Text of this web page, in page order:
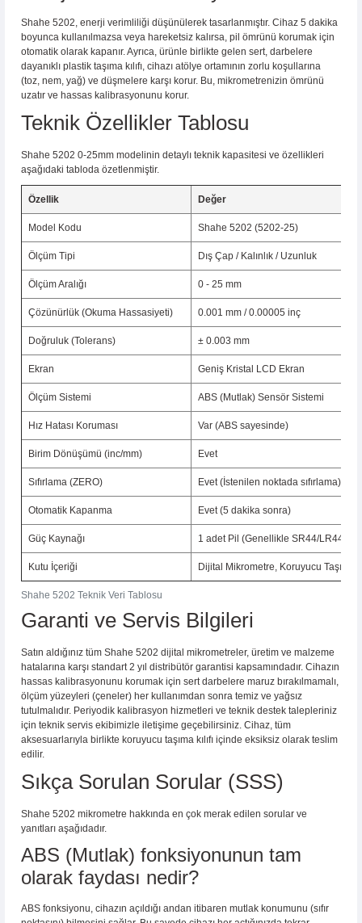
Shahe 5202, enerji verimliliği düşünülerek tasarlanmıştır. Cihaz 5 dakika
boyunca kullanılmazsa veya hareketsiz kalırsa, pil ömrünü korumak için
otomatik olarak kapanır. Ayrıca, ürünle birlikte gelen sert, darbelere
dayanıklı plastik taşıma kılıfı, cihazı atölye ortamının zorlu koşullarına
(toz, nem, yağ) ve düşmelere karşı korur. Bu, mikrometrenizin ömrünü
uzatır ve hassas kalibrasyonunu korur.
Teknik Özellikler Tablosu
Shahe 5202 0-25mm modelinin detaylı teknik kapasitesi ve özellikleri
aşağıdaki tabloda özetlenmiştir.
Shahe 5202 Teknik Veri Tablosu
Özellik Değer
Model Kodu Shahe 5202 (5202-25)
Ölçüm Tipi Dış Çap / Kalınlık / Uzunluk
Ölçüm Aralığı 0 - 25 mm
Çözünürlük (Okuma Hassasiyeti) 0.001 mm / 0.00005 inç
Doğruluk (Tolerans) ± 0.003 mm
Ekran Geniş Kristal LCD Ekran
Ölçüm Sistemi ABS (Mutlak) Sensör Sistemi
Hız Hatası Koruması Var (ABS sayesinde)
Birim Dönüşümü (inc/mm) Evet
Sıfırlama (ZERO) Evet (İstenilen noktada sıfırlama)
Otomatik Kapanma Evet (5 dakika sonra)
Güç Kaynağı 1 adet Pil (Genellikle SR44/LR44)
Kutu İçeriği Dijital Mikrometre, Koruyucu Taşıma
Garanti ve Servis Bilgileri
Satın aldığınız tüm Shahe 5202 dijital mikrometreler, üretim ve malzeme
hatalarına karşı standart 2 yıl distribütör garantisi kapsamındadır. Cihazın
hassas kalibrasyonunu korumak için sert darbelere maruz bırakılmamalı,
ölçüm yüzeyleri (çeneler) her kullanımdan sonra temiz ve yağsız
tutulmalıdır. Periyodik kalibrasyon hizmetleri ve teknik destek talepleriniz
için teknik servis ekibimizle iletişime geçebilirsiniz. Cihaz, tüm
aksesuarlarıyla birlikte koruyucu taşıma kılıfı içinde eksiksiz olarak teslim
edilir.
Sıkça Sorulan Sorular (SSS)
Shahe 5202 mikrometre hakkında en çok merak edilen sorular ve
yanıtları aşağıdadır.
ABS (Mutlak) fonksiyonunun tam
olarak faydası nedir?
ABS fonksiyonu, cihazın açıldığı andan itibaren mutlak konumunu (sıfır